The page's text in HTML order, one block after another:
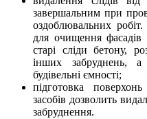
завершальним при
оздоблювальних
для очищення
старі сліди бетону,
інших забруднень,
будівельні ємності;
підготовка
засобів дозволить
забруднення.